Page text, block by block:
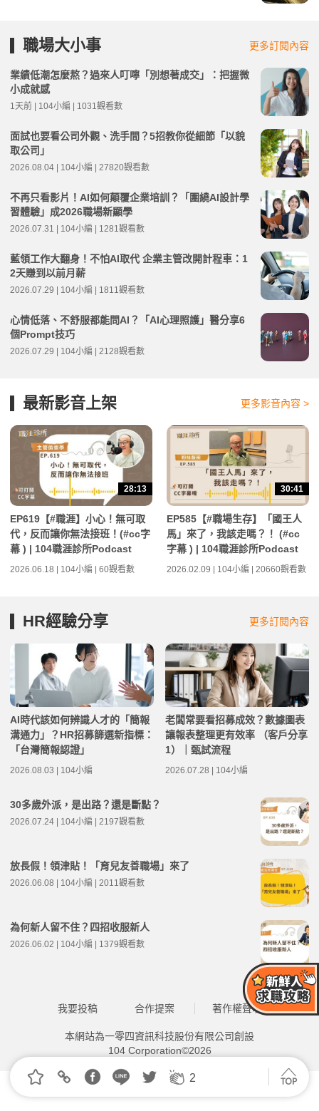
2
職場大小事 更多訂閱內容
業績低潮怎麼熬？過來人叮嚀「別想著成交」：把握微
小成就感
1天前 | 104小編 | 1031觀看數
面試也要看公司外觀、洗手間？5招教你從細節「以貌
取公司」
2026.08.04 | 104小編 | 27820觀看數
不再只看影片！AI如何顛覆企業培訓？「圍繞AI設計學
習體驗」成2026職場新顯學
2026.07.31 | 104小編 | 1281觀看數
藍領工作大翻身！不怕AI取代 企業主管改開計程車：1
2天賺到以前月薪
2026.07.29 | 104小編 | 1811觀看數
心情低落、不舒服都能問AI？「AI心理照護」醫分享6
個Prompt技巧
2026.07.29 | 104小編 | 2128觀看數
最新影音上架 更多影音內容 >
28:13
EP619【#職涯】小心！無可取
代，反而讓你無法接班！(#cc字
幕 ) | 104職涯診所Podcast
2026.06.18 | 104小編 | 60觀看數
30:41
EP585【#職場生存】「國王人
馬」來了，我該走嗎？！ (#cc
字幕 ) | 104職涯診所Podcast
2026.02.09 | 104小編 | 20660觀看數
HR經驗分享 更多訂閱內容
AI時代該如何辨識人才的「簡報
溝通力」？HR招募篩選新指標：
「台灣簡報認證」
2026.08.03 | 104小編
老闆常要看招募成效？數據圖表
讓報表整理更有效率 （客戶分享
1）｜甄試流程
2026.07.28 | 104小編
30多歲外派，是出路？還是斷點？
2026.07.24 | 104小編 | 2197觀看數
放長假！領津貼！「育兒友善職場」來了
2026.06.08 | 104小編 | 2011觀看數
為何新人留不住？四招收服新人
2026.06.02 | 104小編 | 1379觀看數
我要投稿 合作提案 著作權聲明
本網站為一零四資訊科技股份有限公司創設
104 Corporation©2026